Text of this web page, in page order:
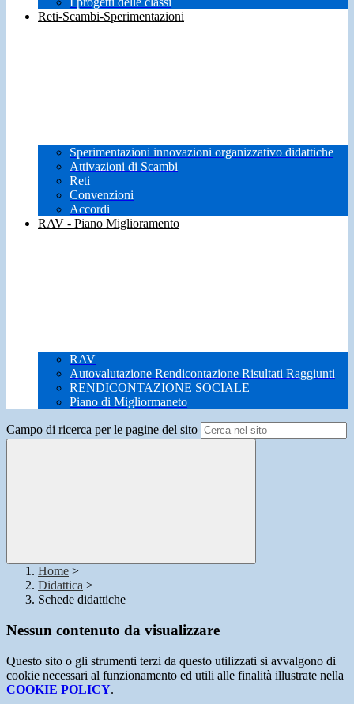
Reti-Scambi-Sperimentazioni
Sperimentazioni innovazioni organizzativo didattiche
Attivazioni di Scambi
Reti
Convenzioni
Accordi
RAV - Piano Miglioramento
RAV
Autovalutazione Rendicontazione Risultati Raggiunti
RENDICONTAZIONE SOCIALE
Piano di Migliormaneto
Campo di ricerca per le pagine del sito
Home >
Didattica >
Schede didattiche
Nessun contenuto da visualizzare
Questo sito o gli strumenti terzi da questo utilizzati si avvalgono di
cookie necessari al funzionamento ed utili alle finalità illustrate nella
COOKIE POLICY.